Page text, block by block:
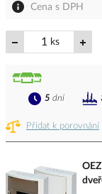
Cena s DPH
ks
Přidat k porovnání
5 dní